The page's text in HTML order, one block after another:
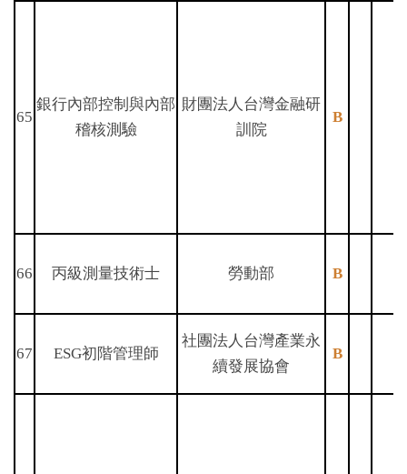
65
銀行內部控制與內部
稽核測驗
財團法人台灣金融研
訓院
B
66 丙級測量技術士 勞動部 B
67 ESG初階管理師
社團法人台灣產業永
續發展協會
B